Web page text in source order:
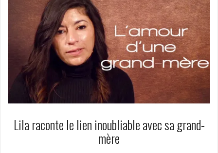
Lila raconte le lien inoubliable avec sa grand-
mère